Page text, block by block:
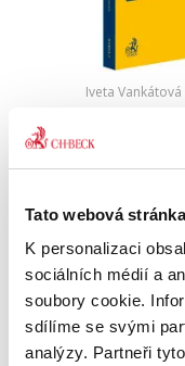
Tato webová
K personalizaci
sociálních médií a
soubory cookie.
sdílíme se svými
analýzy. Partneři
Iveta Vankátová
340,00 Kč
opominutí, což
nového
mimořádně